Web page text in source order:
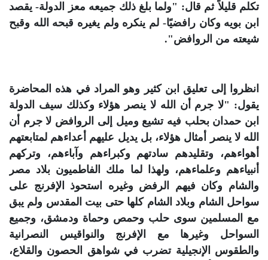
تكلم قليلاً ثم قال: "ولما بلغ ذلك جميعه معز الدولة- يقصد
ابن بويه وكان رافضيًا- لم ينكره ولم يغيره قبحه الله وقبح
شيعته من الروافض".
انظروا إلى تعليق ابن كثير وهو المراد في هذه المحاضرة
يقول: "لا جرم أن الله لا ينصر هؤلاء وكذلك سيف الدولة
ابن حمدان بحلب فيه تشيع وميل إلى الروافض لا جرم أن
الله لا ينصر أمثال هؤلاء، بل يديل عليهم أعداءهم لمتابعتهم
أهواءهم، وتقليدهم سادتهم وكبراءهم وآباءهم، وتركهم
أنبياءهم وعلماءهم، ولهذا لما ملك الفاطميون بلاد مصر
والشام وكان فيهم الرفض وغيره استحوذ الإفرنج على
سواحل الشام وبلاد الشام كلها حتى بيت المقدس ولم يبق
مع المسلمين سوى حلب وحمص وحماة ودمشق، وجميع
السواحل وغيرها مع الإفرنج والنواقيس النصرانية
والطقوس الإنجيلية تضرب في شواهق الحصون والقلاع،